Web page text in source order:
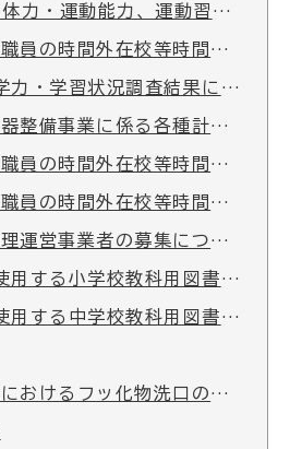
令和7年度 全国体力・運動能力、運動習慣等調査結果について
紋別市立学校教職員の時間外在校等時間の公表について
令和7年度全国学力・学習状況調査結果について
公立学校情報機器整備事業に係る各種計画について
紋別市立学校教職員の時間外在校等時間の公表について
紋別市立学校教職員の時間外在校等時間の公表について
紋別市学生寮管理運営事業者の募集について
令和6年度から使用する小学校教科用図書の採択結果について
令和7年度から使用する中学校教科用図書の採択結果について
紋別市立小学校におけるフッ化物洗口の実施について